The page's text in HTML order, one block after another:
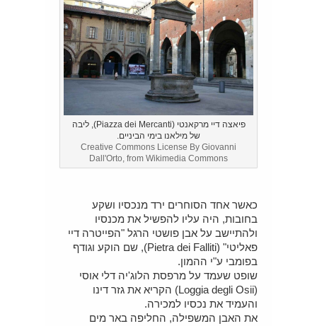
פיאצה דיי מרקאנטי (Piazza dei Mercanti), ליבה
של מילאנו בימי הביניים.
Creative Commons License By Giovanni
Dall'Orto, from Wikimedia Commons
כאשר אחד הסוחרים ירד מנכסיו ושקע
בחובות, היה עליו להפשיל את מכנסיו
ולהתיישב על אבן פושטי הרגל "הפייטרה דיי
פאליטי" (Pietra dei Falliti), שם הוקע וגודף
בפומבי ע"י ההמון.
שופט שעמד על מרפסת הלוג'יה דלי אוסי
(Loggia degli Osii) הקריא את גזר דינו
והעמיד את נכסיו למכירה.
את האבן המשפילה, החליפה באר מים